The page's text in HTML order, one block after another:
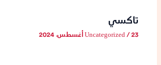
تاكسي
Uncategorized/23 أغسطس، 2024